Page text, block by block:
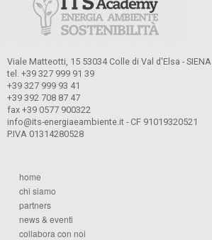
Viale Matteotti, 15 53034 Colle di Val d'Elsa - SIENA
tel. +39 327 999 91 39
+39 327 999 93 41
+39 392 708 87 47
fax +39 0577 900322
info@its-energiaeambiente.it - CF 91019320521
P.IVA 01314280528
home
chi siamo
partners
news & eventi
collabora con noi